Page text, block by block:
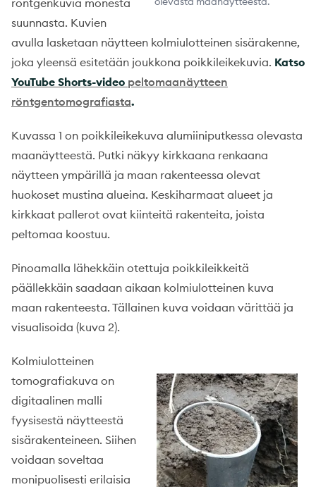
röntgenkuvia monesta
suunnasta. Kuvien
avulla lasketaan näytteen kolmiulotteinen sisärakenne,
joka yleensä esitetään joukkona poikkileikekuvia. Katso
YouTube Shorts-video peltomaanäytteen
röntgentomografiasta.
Kuvassa 1 on poikkileikekuva alumiiniputkessa olevasta
maanäytteestä. Putki näkyy kirkkaana renkaana
näytteen ympärillä ja maan rakenteessa olevat
huokoset mustina alueina. Keskiharmaat alueet ja
kirkkaat pallerot ovat kiinteitä rakenteita, joista
peltomaa koostuu.
Pinoamalla lähekkäin otettuja poikkileikkeitä
päällekkäin saadaan aikaan kolmiulotteinen kuva
maan rakenteesta. Tällainen kuva voidaan värittää ja
visualisoida (kuva 2).
Kolmiulotteinen
tomografiakuva on
digitaalinen malli
fyysisestä näytteestä
sisärakenteineen. Siihen
voidaan soveltaa
monipuolisesti erilaisia